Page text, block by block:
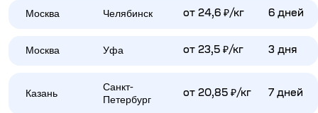
Москва Челябинск от 24,6 ₽/кг 6 дней
Москва Уфа от 23,5 ₽/кг 3 дня
Казань
Санкт-
Петербург
от 20,85 ₽/кг 7 дней